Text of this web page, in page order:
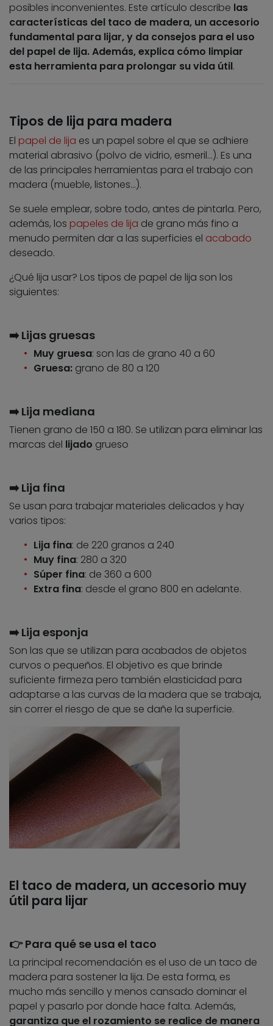
posibles inconvenientes. Este artículo describe las
características del taco de madera, un accesorio
fundamental para lijar, y da consejos para el uso
del papel de lija. Además, explica cómo limpiar
esta herramienta para prolongar su vida útil.
Tipos de lija para madera
El papel de lija es un papel sobre el que se adhiere
material abrasivo (polvo de vidrio, esmeril…). Es una
de las principales herramientas para el trabajo con
madera (mueble, listones…).
Se suele emplear, sobre todo, antes de pintarla. Pero,
además, los papeles de lija de grano más fino a
menudo permiten dar a las superficies el acabado
deseado.
¿Qué lija usar? Los tipos de papel de lija son los
siguientes:
➡️ Lijas gruesas
Muy gruesa: son las de grano 40 a 60
Gruesa: grano de 80 a 120
➡️ Lija mediana
Tienen grano de 150 a 180. Se utilizan para eliminar las
marcas del lijado grueso
➡️ Lija fina
Se usan para trabajar materiales delicados y hay
varios tipos:
Lija fina: de 220 granos a 240
Muy fina: 280 a 320
Súper fina: de 360 a 600
Extra fina: desde el grano 800 en adelante.
➡️ Lija esponja
Son las que se utilizan para acabados de objetos
curvos o pequeños. El objetivo es que brinde
suficiente firmeza pero también elasticidad para
adaptarse a las curvas de la madera que se trabaja,
sin correr el riesgo de que se dañe la superficie.
El taco de madera, un accesorio muy
útil para lijar
👉 Para qué se usa el taco
La principal recomendación es el uso de un taco de
madera para sostener la lija. De esta forma, es
mucho más sencillo y menos cansado dominar el
papel y pasarlo por donde hace falta. Además,
garantiza que el rozamiento se realice de manera